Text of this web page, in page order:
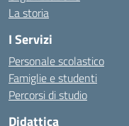
La storia
I Servizi
Personale scolastico
Famiglie e studenti
Percorsi di studio
Didattica